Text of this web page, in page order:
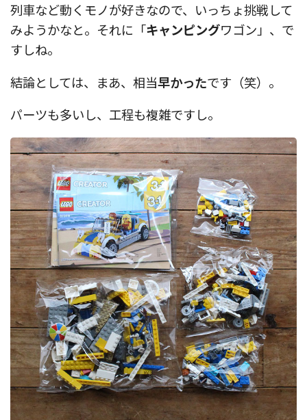
列車など動くモノが好きなので、いっちょ挑戦して
みようかなと。それに「キャンピングワゴン」、で
すしね。
結論としては、まあ、相当早かったです（笑）。
パーツも多いし、工程も複雑ですし。